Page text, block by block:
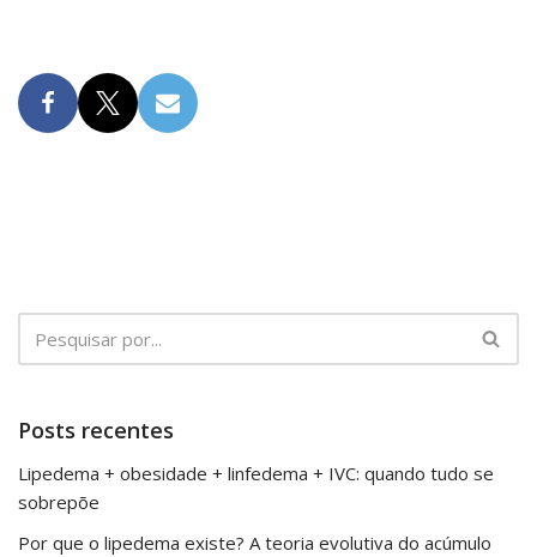
Posts recentes
Lipedema + obesidade + linfedema + IVC: quando tudo se
sobrepõe
Por que o lipedema existe? A teoria evolutiva do acúmulo